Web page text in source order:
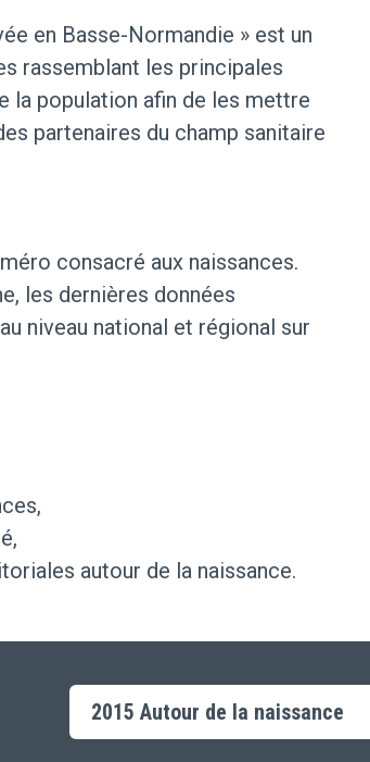
en Basse-Normandie » est un
rassemblant les principales
la population afin de les mettre
partenaires du champ sanitaire
consacré aux naissances.
les dernières données
niveau national et régional sur
autour de la naissance.
2015 Autour de la naissance